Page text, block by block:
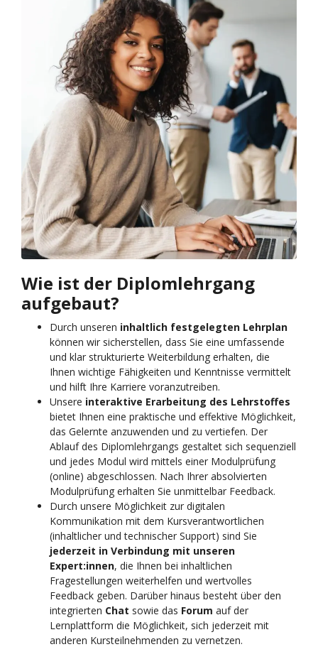
Wie ist der Diplomlehrgang
aufgebaut?
Durch unseren inhaltlich festgelegten Lehrplan
können wir sicherstellen, dass Sie eine umfassende
und klar strukturierte Weiterbildung erhalten, die
Ihnen wichtige Fähigkeiten und Kenntnisse vermittelt
und hilft Ihre Karriere voranzutreiben.
Unsere interaktive Erarbeitung des Lehrstoffes
bietet Ihnen eine praktische und effektive Möglichkeit,
das Gelernte anzuwenden und zu vertiefen. Der
Ablauf des Diplomlehrgangs gestaltet sich sequenziell
und jedes Modul wird mittels einer Modulprüfung
(online) abgeschlossen. Nach Ihrer absolvierten
Modulprüfung erhalten Sie unmittelbar Feedback.
Durch unsere Möglichkeit zur digitalen
Kommunikation mit dem Kursverantwortlichen
(inhaltlicher und technischer Support) sind Sie
jederzeit in Verbindung mit unseren
Expert:innen, die Ihnen bei inhaltlichen
Fragestellungen weiterhelfen und wertvolles
Feedback geben. Darüber hinaus besteht über den
integrierten Chat sowie das Forum auf der
Lernplattform die Möglichkeit, sich jederzeit mit
anderen Kursteilnehmenden zu vernetzen.